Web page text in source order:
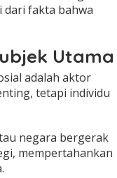
dari fakta bahwa
Utama
adalah aktor
tetapi individu
negara bergerak
mempertahankan